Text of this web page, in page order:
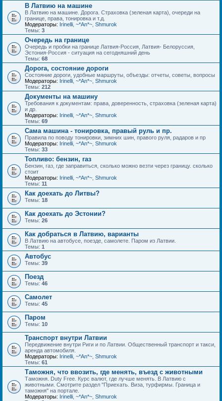
В Латвию на машине
В Латвию на машине. Дорога. Страховка (зеленая карта), очереди на
границе, права, тонировка и т.д.
Модераторы: Irinelli ~*An*~ Shmurok
Темы: 3
Очередь на границе
Очередь и пробки на границе Латвия-Россия, Латвия- Белоруссия,
Эстония-Россия - ситуация на сегодняшний день
Темы: 68
Дорога, состояние дороги
Состояние дороги, удобные маршруты, объезды: отчеты, советы, вопросы
Модераторы: Irinelli ~*An*~ Shmurok
Темы: 212
Документы на машину
Требования к документам: права, доверенность, страховка (зеленая карта)
и др.
Модераторы: Irinelli ~*An*~ Shmurok
Темы: 69
Сама машина - тонировка, правый руль и пр.
Правила по поводу тонировки, зимних шин, правого руля, радаров и пр
Модераторы: Irinelli ~*An*~ Shmurok
Темы: 33
Топливо: бензин, газ
Бензин, газ, где заправиться, сколько можно везти через границу. сколько
стоит
Модераторы: Irinelli ~*An*~ Shmurok
Темы: 11
Как доехать до Литвы?
Темы: 18
Как доехать до Эстонии?
Темы: 26
Как добраться в Латвию, варианты
В Латвию на автобусе, поезде, самолете. Паром из Латвии.
Темы: 1
Автобус
Темы: 39
Поезд
Темы: 46
Самолет
Темы: 45
Паром
Темы: 10
Транспорт внутри Латвии
Передвижение внутри Риги и по Латвии. Общественный транспорт и такси,
аренда автомобиля.
Модераторы: Irinelli ~*An*~ Shmurok
Темы: 61
Таможня, что ввозить, где менять, въезд с животными
Таможня. Duty Free. Курс валют, где лучше менять. В Латвию с
животными. Смотрите раздел "Приехать. Виза, турфирмы. Граница и
таможня" на портале.
Модераторы: Irinelli ~*An*~ Shmurok